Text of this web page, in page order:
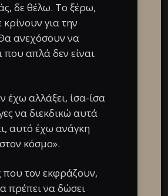
δε θέλω. Το ξέρω,
για την
Θα ανεχόσουν να
που απλά δεν είναι
έχω αλλάξει, ίσα-ίσα
να διεκδικώ αυτά
αυτό έχω ανάγκη
κόσμο».
που τον εκφράζουν,
πρέπει να δώσει